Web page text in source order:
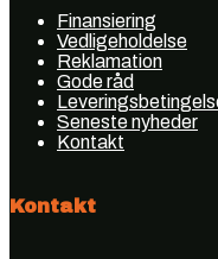
Finansiering
Vedligeholdelse
Reklamation
Gode råd
Seneste nyheder
Kontakt
Kontakt